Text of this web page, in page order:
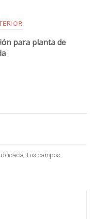
para planta de
Los campos